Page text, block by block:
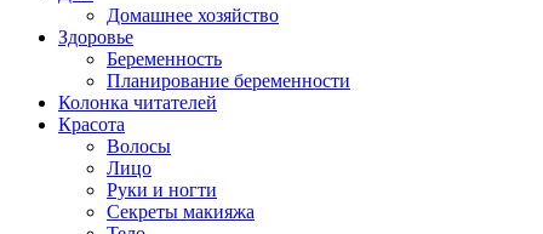
Домашнее хозяйство
Здоровье
Беременность
Планирование беременности
Колонка читателей
Красота
Волосы
Лицо
Руки и ногти
Секреты макияжа